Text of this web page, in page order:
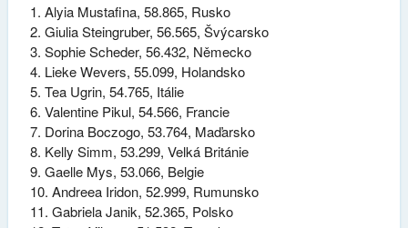
1. Alyia Mustafina, 58.865, Rusko
2. Giulia Steingruber, 56.565, Švýcarsko
3. Sophie Scheder, 56.432, Německo
4. Lieke Wevers, 55.099, Holandsko
5. Tea Ugrin, 54.765, Itálie
6. Valentine Pikul, 54.566, Francie
7. Dorina Boczogo, 53.764, Maďarsko
8. Kelly Simm, 53.299, Velká Británie
9. Gaelle Mys, 53.066, Belgie
10. Andreea Iridon, 52.999, Rumunsko
11. Gabriela Janik, 52.365, Polsko